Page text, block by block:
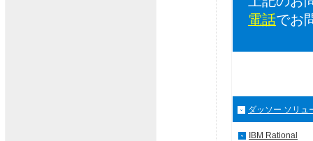
電話でお
ダッソー ソリュ
IBM Rational